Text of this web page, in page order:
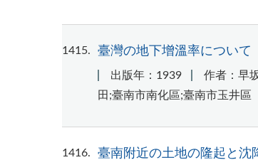
1415 臺灣の地下增溫率について
出版年：1939 作者：早
田;臺南市南化區;臺南市玉井區
1416 臺南附近の土地の隆起と沈